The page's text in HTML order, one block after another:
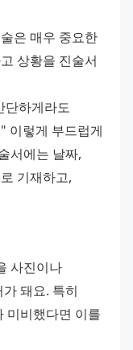
은 매우 중요한
상황을 진술서
단하게라도
이렇게 부드럽게
서에는 날짜,
기재하고,
사진이나
돼요. 특히
미비했다면 이를